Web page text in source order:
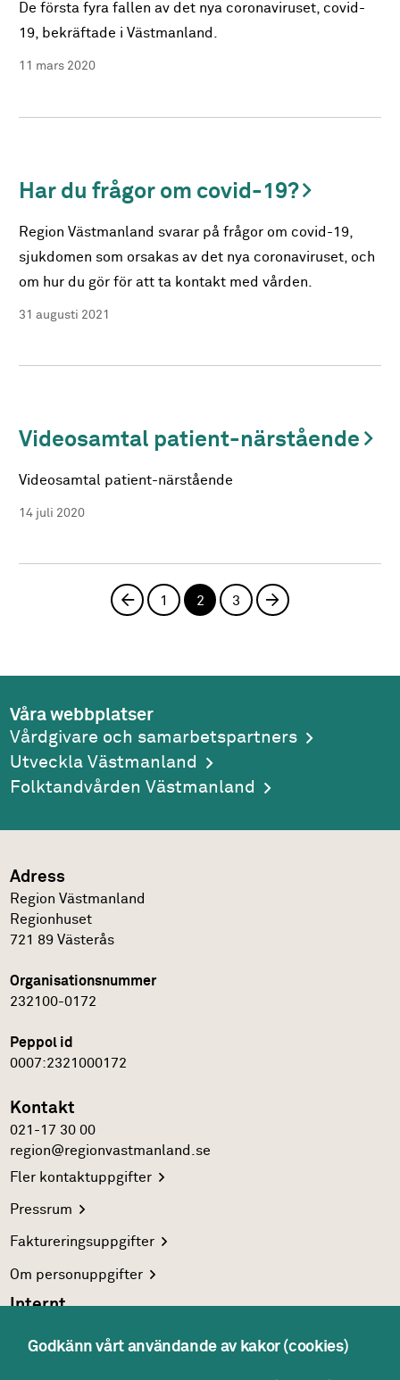
De första fyra fallen av det nya coronaviruset, covid-
19, bekräftade i Västmanland.
11 mars 2020
Har du frågor om covid-19?
Region Västmanland svarar på frågor om covid-19,
sjukdomen som orsakas av det nya coronaviruset, och
om hur du gör för att ta kontakt med vården.
31 augusti 2021
Videosamtal patient-närstående
Videosamtal patient-närstående
14 juli 2020
Föregående sida
1 2 3 Nästa sida
Våra webbplatser
Vårdgivare och samarbetspartners
Utveckla Västmanland
Folktandvården Västmanland
Adress
Region Västmanland
Regionhuset
721 89 Västerås
Organisationsnummer
232100-0172
Peppol id
0007:2321000172
Kontakt
021-17 30 00
region@regionvastmanland.se
Flerkontaktuppgifter
Pressrum
Faktureringsuppgifter
Om personuppgifter
Internt
Godkänn vårt användande av kakor (cookies)